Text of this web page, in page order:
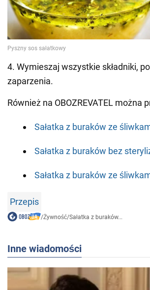
4. Wymieszaj wszystkie składniki,
zaparzenia.
Również na OBOZREVATEL można
Sałatka z buraków ze
Sałatka z buraków bez
Sałatka z buraków ze
Przepis
/Żywność/Sałatka z buraków...
Inne wiadomości